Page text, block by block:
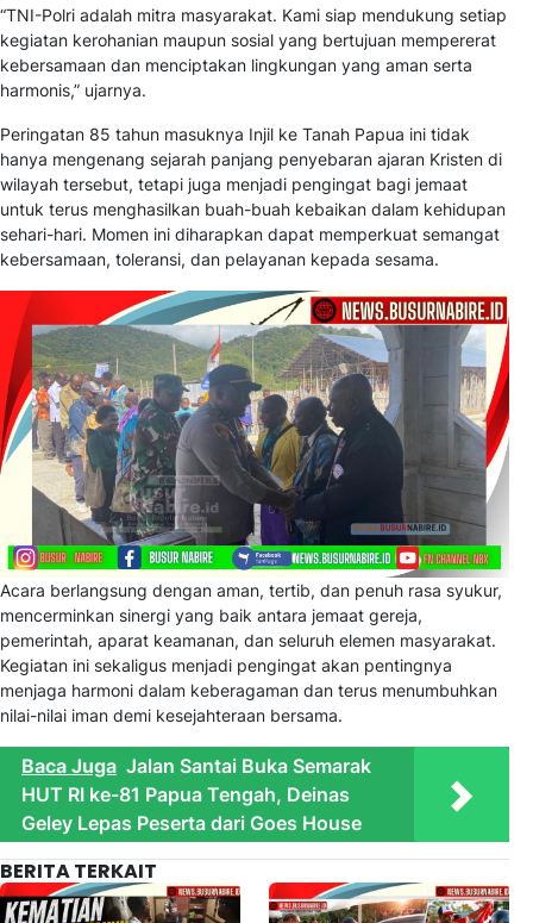
“TNI-Polri adalah mitra masyarakat. Kami siap mendukung setiap
kegiatan kerohanian maupun sosial yang bertujuan mempererat
kebersamaan dan menciptakan lingkungan yang aman serta
harmonis,” ujarnya.
Peringatan 85 tahun masuknya Injil ke Tanah Papua ini tidak
hanya mengenang sejarah panjang penyebaran ajaran Kristen di
wilayah tersebut, tetapi juga menjadi pengingat bagi jemaat
untuk terus menghasilkan buah-buah kebaikan dalam kehidupan
sehari-hari. Momen ini diharapkan dapat memperkuat semangat
kebersamaan, toleransi, dan pelayanan kepada sesama.
Acara berlangsung dengan aman, tertib, dan penuh rasa syukur,
mencerminkan sinergi yang baik antara jemaat gereja,
pemerintah, aparat keamanan, dan seluruh elemen masyarakat.
Kegiatan ini sekaligus menjadi pengingat akan pentingnya
menjaga harmoni dalam keberagaman dan terus menumbuhkan
nilai-nilai iman demi kesejahteraan bersama.
Baca Juga Jalan Santai Buka Semarak
HUT RI ke-81 Papua Tengah, Deinas
Geley Lepas Peserta dari Goes House
BERITA TERKAIT